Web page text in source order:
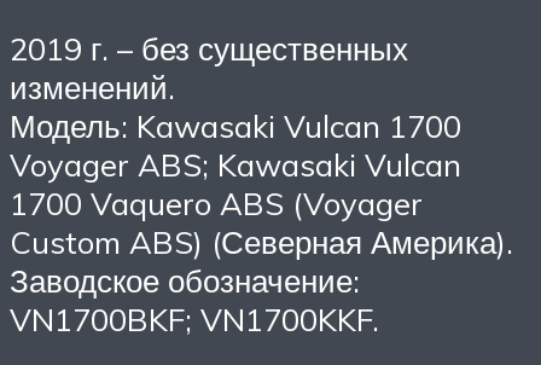
2019 г. – без существенных
изменений.
Модель: Kawasaki Vulcan 1700
Voyager ABS; Kawasaki Vulcan
1700 Vaquero ABS (Voyager
Custom ABS) (Северная Америка).
Заводское обозначение:
VN1700BKF; VN1700KKF.